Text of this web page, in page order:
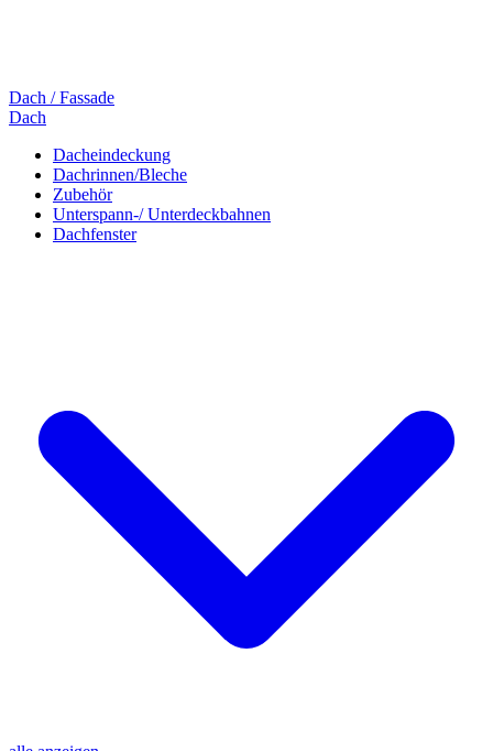
Dach / Fassade
Dach
Dacheindeckung
Dachrinnen/Bleche
Zubehör
Unterspann-/ Unterdeckbahnen
Dachfenster